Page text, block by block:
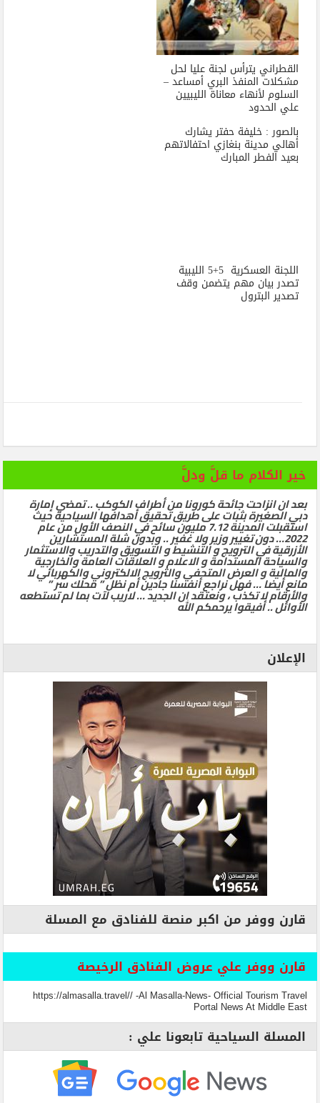
القطراني يترأس لجنة عليا لحل
مشكلات المنفذ البري أمساعد –
السلوم لأنهاء معاناة الليبيين
علي الحدود
بالصور : خليفة حفتر يشارك
أهالي مدينة بنغازي احتفالاتهم
بعيد الفطر المبارك
اللجنة العسكرية 5+5 الليبية
تصدر بيان مهم يتضمن وقف
تصدير البترول
خير الكلام ما قلَّ ودلَّ
بعد ان انزاحت جائحة كورونا من أطراف الكوكب .. تمضي إمارة
دبي الصغيرة بثبات على طريق تحقيق أهدافها السياحية حيث
استقبلت المدينة 7.12 مليون سائح في النصف الأول من عام
2022… دون تغيير وزير ولا غفير .. وبدون شلة المستشارين
الأزرقية في الترويج و التنشيط و التسويق والتدريب والاستثمار
والسياحة المستدامة و الاعلام و العلاقات العامة والخارجية
والمالية و العرض المتحفي والترويج الالكتروني والكهربائي لا
مانع أيضا … فهل نراجع أنفسنا جادين أم نظل ” محلك سر ”
والأرقام لا تكذب ، ونعتقد ان الجديد … لاريب لآت بما لم تستطعه
الأوائل .. أفيقوا يرحمكم الله
الإعلان
قارن ووفر من اكبر منصة للفنادق مع المسلة
قارن ووفر علي عروض الفنادق الرخيصة
https://almasalla.travel// -Al Masalla-News- Official Tourism Travel
Portal News At Middle East
المسلة السياحية تابعونا علي :